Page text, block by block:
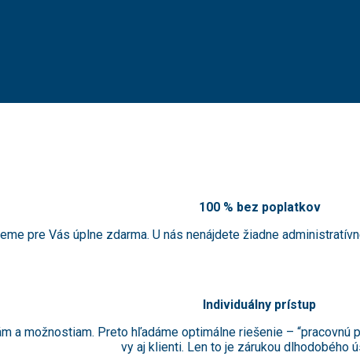
100 % bez poplatkov
pre Vás úplne zdarma. U nás nenájdete žiadne
Individuálny prístup
a možnostiam. Preto hľadáme optimálne riešenie – “pracovnú
vy aj klienti. Len to je zárukou dlhodobého